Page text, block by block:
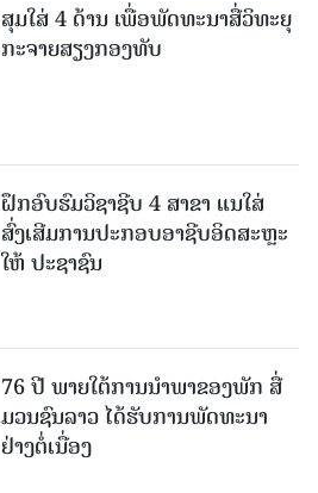
ສຸມໃສ່ 4 ດ້ານ ເພື່ອພັດທະນາສື່ວິທະຍຸ
ກະຈາຍສຽງກອງທັບ
ຝຶກອົບຮົມວິຊາຊີບ 4 ສາຂາ ແນໃສ່
ສົ່ງເສີມການປະກອບອາຊີບອິດສະຫຼະ
ໃຫ້ ປະຊາຊົນ
76 ປີ ພາຍໃຕ້ການນໍາພາຂອງພັກ ສື່
ມວນຊົນລາວ ໄດ້ຮັບການພັດທະນາ
ຢ່າງຕໍ່ເນື່ອງ